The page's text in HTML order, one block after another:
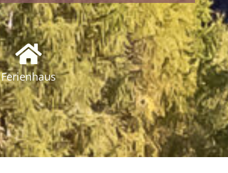
Ferienhaus